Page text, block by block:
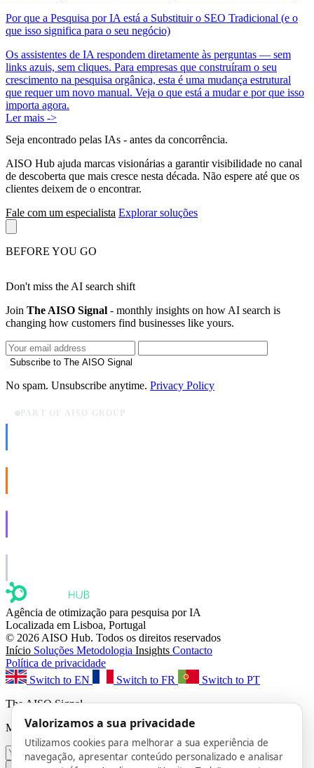
Por que a Pesquisa por IA está a Substituir o SEO Tradicional (e o
que isso significa para o seu negócio)
Os assistentes de IA respondem diretamente às perguntas — sem
links azuis, sem cliques. Para empresas que construíram o seu
crescimento na pesquisa orgânica, esta é uma mudança estrutural
que requer um novo manual. Veja o que está a mudar e por que isso
importa agora.
Ler mais ->
Seja encontrado pelas IAs - antes da concorrência.
AISO Hub ajuda marcas visionárias a garantir visibilidade no canal
de descoberta que mais cresce nesta década. Não espere até que os
clientes deixem de o encontrar.
Fale com um especialista Explorar soluções
BEFORE YOU GO
Don't miss the AI search shift
Join The AISO Signal - monthly insights on how AI search is
changing how customers find businesses like yours.
Subscribe to The AISO Signal
No spam. Unsubscribe anytime. Privacy Policy
PART OF AISO GROUP
Agência de otimização para pesquisa por IA
Localizada em Lisboa, Portugal
© 2026 AISO Hub. Todos os direitos reservados
Início Soluções Metodologia Insights Contacto
Política de privacidade
Switch to EN
Switch to FR
Switch to PT
The AISO Signal
Monthly AI search insights. No spam.
Valorizamos a sua privacidade
Utilizamos cookies para melhorar a sua experiência de
navegação, apresentar conteúdo personalizado e analisar